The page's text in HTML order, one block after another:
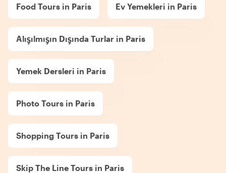
Food Tours in Paris Ev Yemekleri in Paris
Alışılmışın Dışında Turlar in Paris
Yemek Dersleri in Paris
Photo Tours in Paris
Shopping Tours in Paris
Skip The Line Tours in Paris